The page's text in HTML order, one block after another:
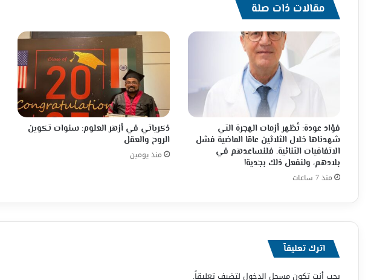
مقالات ذات صلة
فؤاد عودة: تُظهر أزمات الهجرة التي
شهدناها خلال الثلاثين عامًا الماضية فشل
الاتفاقيات الثنائية. فلنساعدهم في
بلادهم، ولنفعل ذلك بجدية!
منذ 7 ساعات
ذكرياتي في أزهر العلوم: سنوات تكوين
الروح والعقل
منذ يومين
اترك تعليقاً
يجب أنت تكونمسجل الدخول لتضيف تعليقاً.